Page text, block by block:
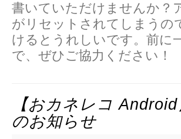
書いていただけませんか？
がリセットされてしまうの
けるとうれしいです。前に
で、ぜひご協力ください！
【おカネレコ
のお知らせ